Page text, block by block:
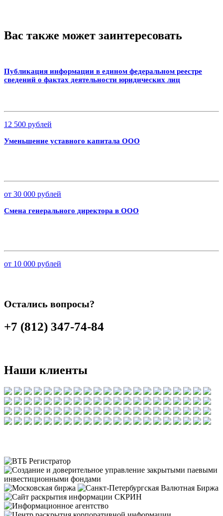
Вас также может заинтересовать
Публикация информации в едином федеральном реестре
сведений о фактах деятельности юридических лиц
12 500 рублей
Уменьшение уставного капитала ООО
от 30 000 рублей
Смена генерального директора в ООО
от 10 000 рублей
Остались вопросы?
+7 (812) 347-74-84
Наши клиенты